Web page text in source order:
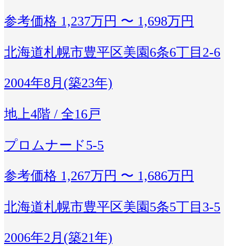
参考価格 1,237万円 〜 1,698万円
北海道札幌市豊平区美園6条6丁目2-6
2004年8月(築23年)
地上4階 / 全16戸
プロムナード5-5
参考価格 1,267万円 〜 1,686万円
北海道札幌市豊平区美園5条5丁目3-5
2006年2月(築21年)